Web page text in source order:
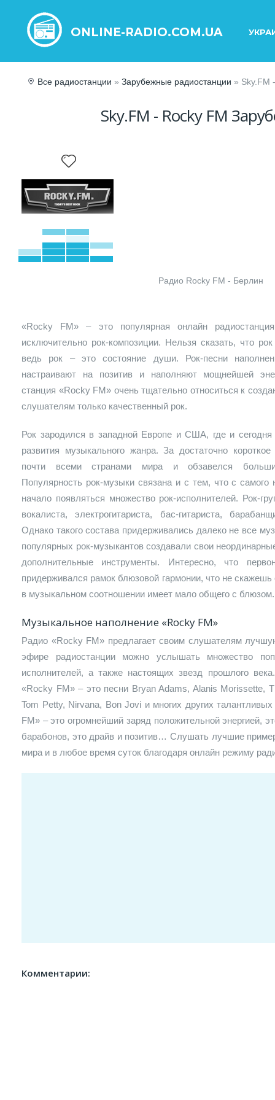
ONLINE-RADIO.COM.UA
Все радиостанции » Зарубежные радиостанции » Sky.FM
Sky.FM - Rocky FM
Радио Rocky FM - Берлин
«Rocky FM» – это популярная онлайн
исключительно рок-композиции. Нельзя сказать, что
ведь рок – это состояние души. Рок-песни
настраивают на позитив и наполняют мощнейшей
станция «Rocky FM» очень тщательно относиться к
слушателям только качественный рок.
Рок зародился в западной Европе и США, где и
развития музыкального жанра. За достаточно
почти всеми странами мира и обзавелся
Популярность рок-музыки связана и с тем, что с самого
начало появляться множество рок-исполнителей. Рок-
вокалиста, электрогитариста, бас-гитариста,
Однако такого состава придерживались далеко не все
популярных рок-музыкантов создавали свои
дополнительные инструменты. Интересно, что
придерживался рамок блюзовой гармонии, что не
в музыкальном соотношении имеет мало общего с блюзом.
Музыкальное наполнение «Rocky FM»
Радио «Rocky FM» предлагает своим слушателям
эфире радиостанции можно услышать множество
исполнителей, а также настоящих звезд прошлого
«Rocky FM» – это песни Bryan Adams, Alanis Morissette,
Tom Petty, Nirvana, Bon Jovi и многих других
FM» – это огромнейший заряд положительной энергией,
барабонов, это драйв и позитив… Слушать лучшие
мира и в любое время суток благодаря онлайн режиму
Комментарии: